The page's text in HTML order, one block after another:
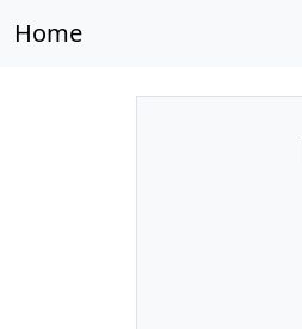
Home